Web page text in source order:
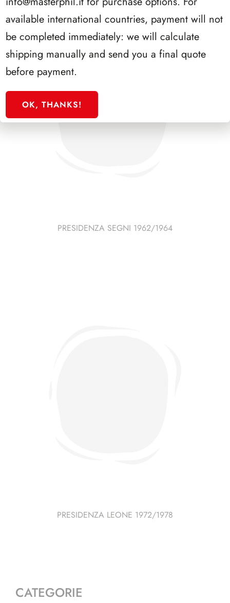
PRESIDENZA SEGNI 1962/1964
PRESIDENZA LEONE 1972/1978
CATEGORIE
available international countries, payment will not
be completed immediately: we will calculate
shipping manually and send you a final quote
before payment.
OK, THANKS!